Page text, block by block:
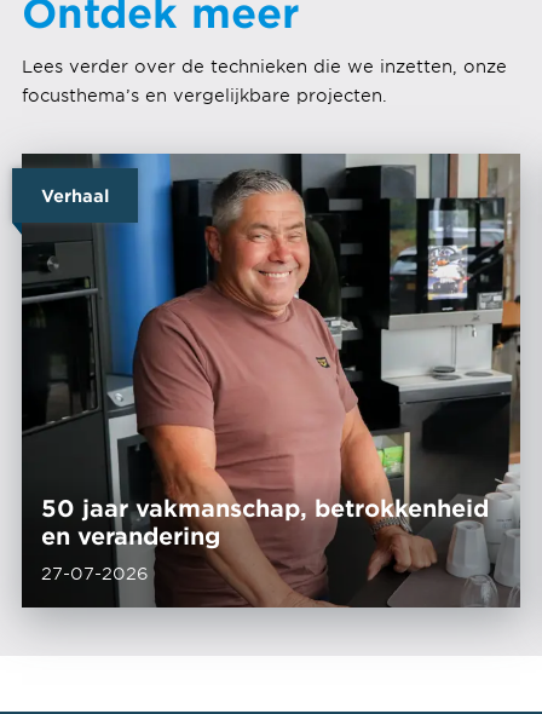
Ontdek meer
Lees verder over de technieken die we inzetten, onze
focusthema’s en vergelijkbare projecten.
Verhaal
50 jaar vakmanschap, betrokkenheid
en verandering
27-07-2026